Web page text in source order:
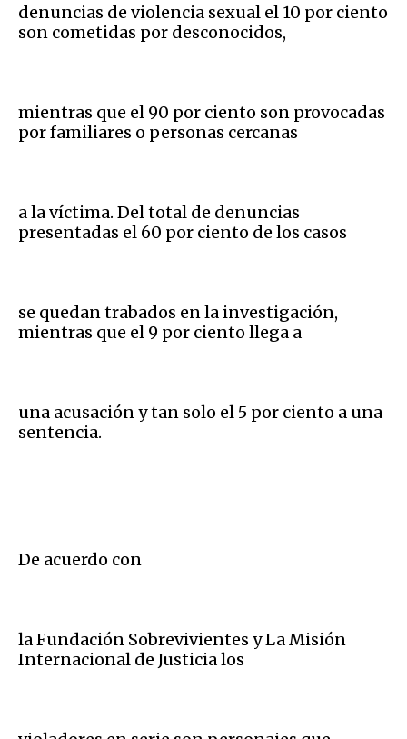
denuncias de violencia sexual el 10 por ciento
son cometidas por desconocidos,
mientras que el 90 por ciento son provocadas
por familiares o personas cercanas
a la víctima. Del total de denuncias
presentadas el 60 por ciento de los casos
se quedan trabados en la investigación,
mientras que el 9 por ciento llega a
una acusación y tan solo el 5 por ciento a una
sentencia.
De acuerdo con
la Fundación Sobrevivientes y La Misión
Internacional de Justicia los